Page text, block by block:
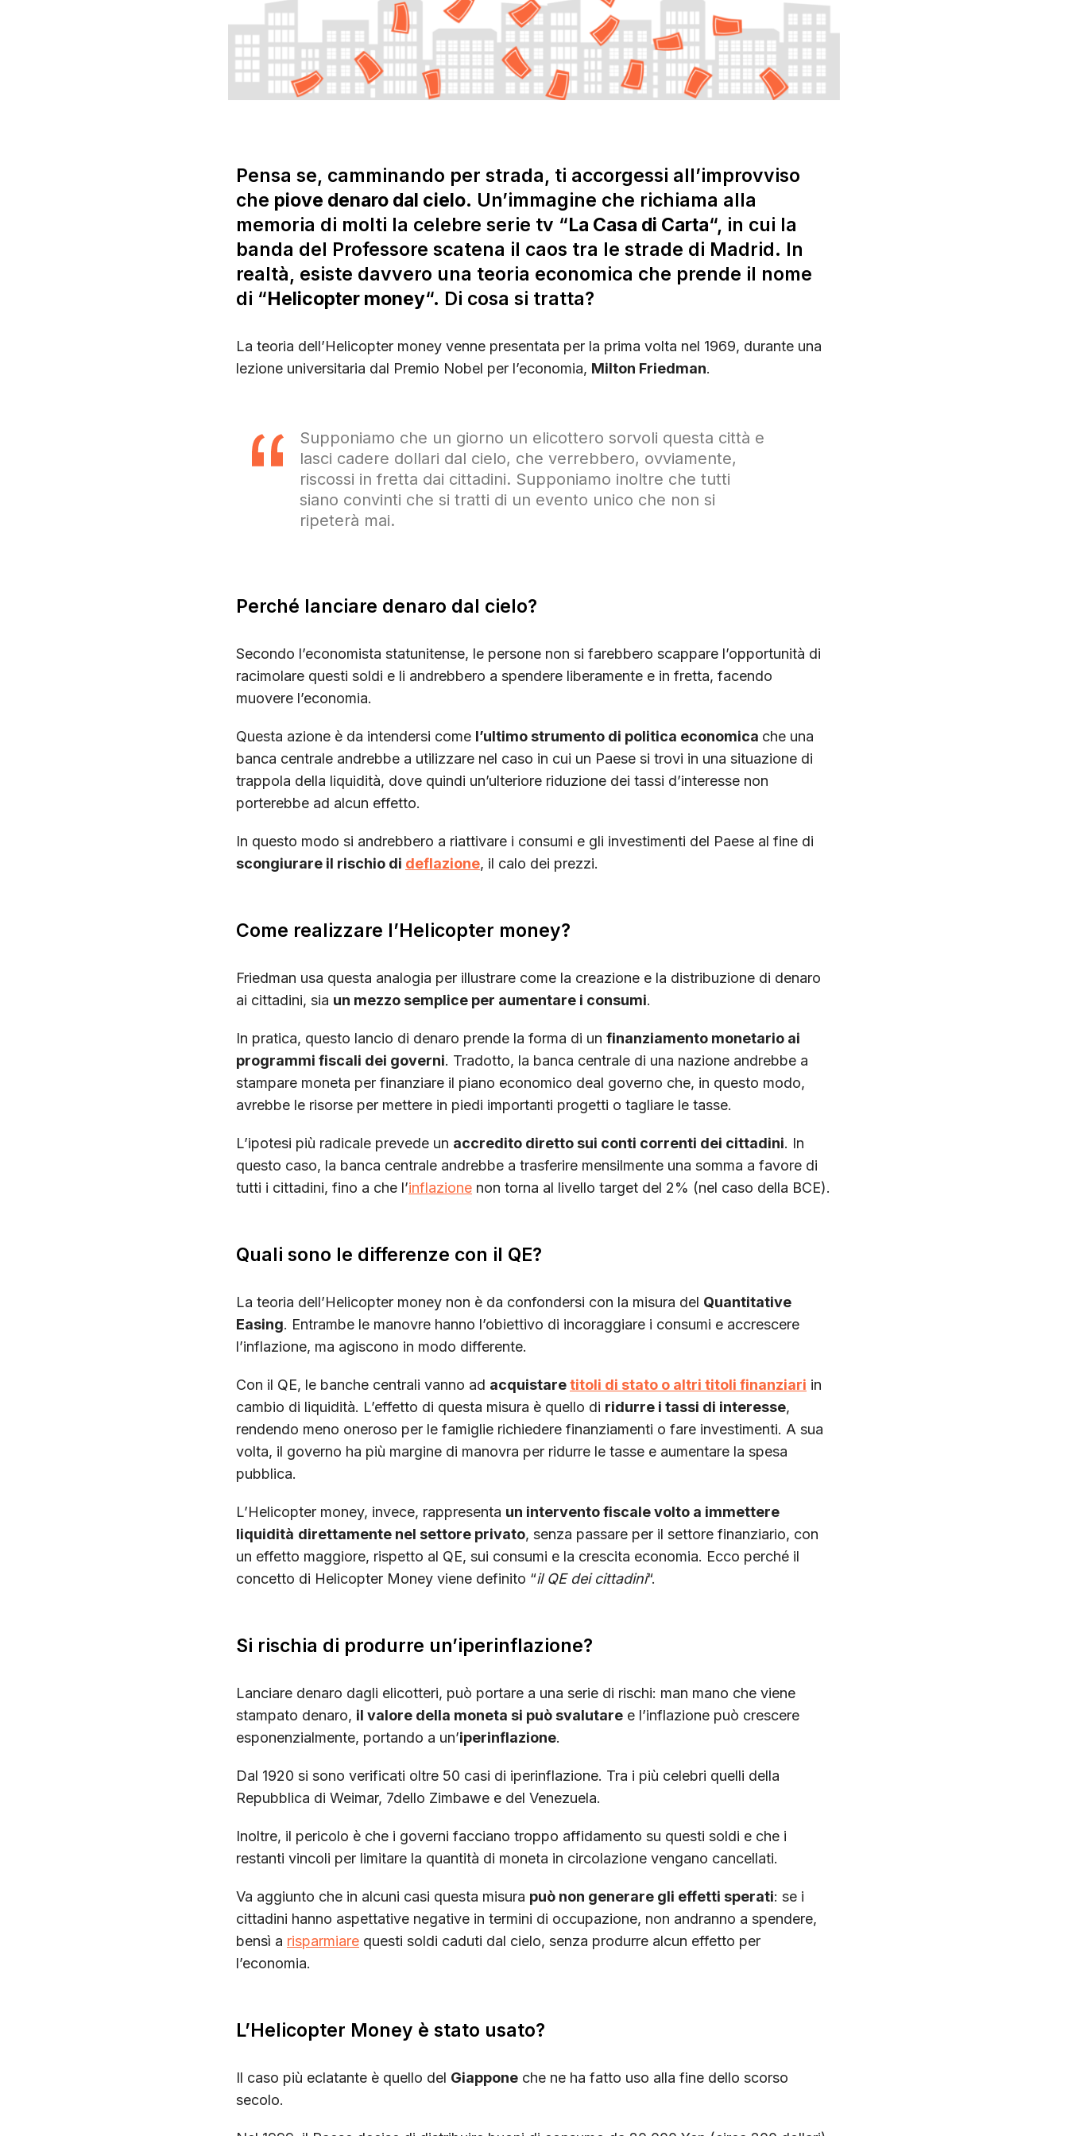
Pensa se, camminando per strada, ti accorgessi all’improvviso
che piove denaro dal cielo. Un’immagine che richiama alla
memoria di molti la celebre serie tv “La Casa di Carta“, in cui la
banda del Professore scatena il caos tra le strade di Madrid. In
realtà, esiste davvero una teoria economica che prende il nome
di “Helicopter money“. Di cosa si tratta?
La teoria dell’Helicopter money venne presentata per la prima volta nel 1969, durante una
lezione universitaria dal Premio Nobel per l’economia, Milton Friedman.
Supponiamo che un giorno un elicottero sorvoli questa città e
lasci cadere dollari dal cielo, che verrebbero, ovviamente,
riscossi in fretta dai cittadini. Supponiamo inoltre che tutti
siano convinti che si tratti di un evento unico che non si
ripeterà mai.
Perché lanciare denaro dal cielo?
Secondo l’economista statunitense, le persone non si farebbero scappare l’opportunità di
racimolare questi soldi e li andrebbero a spendere liberamente e in fretta, facendo
muovere l’economia.
Questa azione è da intendersi come l’ultimo strumento di politica economica che una
banca centrale andrebbe a utilizzare nel caso in cui un Paese si trovi in una situazione di
trappola della liquidità, dove quindi un’ulteriore riduzione dei tassi d’interesse non
porterebbe ad alcun effetto.
In questo modo si andrebbero a riattivare i consumi e gli investimenti del Paese al fine di
scongiurare il rischio di deflazione, il calo dei prezzi.
Come realizzare l’Helicopter money?
Friedman usa questa analogia per illustrare come la creazione e la distribuzione di denaro
ai cittadini, sia un mezzo semplice per aumentare i consumi.
In pratica, questo lancio di denaro prende la forma di un finanziamento monetario ai
programmi fiscali dei governi. Tradotto, la banca centrale di una nazione andrebbe a
stampare moneta per finanziare il piano economico deal governo che, in questo modo,
avrebbe le risorse per mettere in piedi importanti progetti o tagliare le tasse.
L’ipotesi più radicale prevede un accredito diretto sui conti correnti dei cittadini. In
questo caso, la banca centrale andrebbe a trasferire mensilmente una somma a favore di
tutti i cittadini, fino a che l’inflazione non torna al livello target del 2% (nel caso della BCE).
Quali sono le differenze con il QE?
La teoria dell’Helicopter money non è da confondersi con la misura del Quantitative
Easing. Entrambe le manovre hanno l’obiettivo di incoraggiare i consumi e accrescere
l’inflazione, ma agiscono in modo differente.
Con il QE, le banche centrali vanno ad acquistaretitoli di stato o altri titoli finanziari in
cambio di liquidità. L’effetto di questa misura è quello di ridurre i tassi di interesse,
rendendo meno oneroso per le famiglie richiedere finanziamenti o fare investimenti. A sua
volta, il governo ha più margine di manovra per ridurre le tasse e aumentare la spesa
pubblica.
L’Helicopter money, invece, rappresenta un intervento fiscale volto a immettere
liquidità direttamente nel settore privato, senza passare per il settore finanziario, con
un effetto maggiore, rispetto al QE, sui consumi e la crescita economia. Ecco perché il
concetto di Helicopter Money viene definito “il QE dei cittadini“.
Si rischia di produrre un’iperinflazione?
Lanciare denaro dagli elicotteri, può portare a una serie di rischi: man mano che viene
stampato denaro, il valore della moneta si può svalutare e l’inflazione può crescere
esponenzialmente, portando a un’iperinflazione.
Dal 1920 si sono verificati oltre 50 casi di iperinflazione. Tra i più celebri quelli della
Repubblica di Weimar, 7dello Zimbawe e del Venezuela.
Inoltre, il pericolo è che i governi facciano troppo affidamento su questi soldi e che i
restanti vincoli per limitare la quantità di moneta in circolazione vengano cancellati.
Va aggiunto che in alcuni casi questa misura può non generare gli effetti sperati: se i
cittadini hanno aspettative negative in termini di occupazione, non andranno a spendere,
bensì a risparmiare questi soldi caduti dal cielo, senza produrre alcun effetto per
l’economia.
L’Helicopter Money è stato usato?
Il caso più eclatante è quello del Giappone che ne ha fatto uso alla fine dello scorso
secolo.